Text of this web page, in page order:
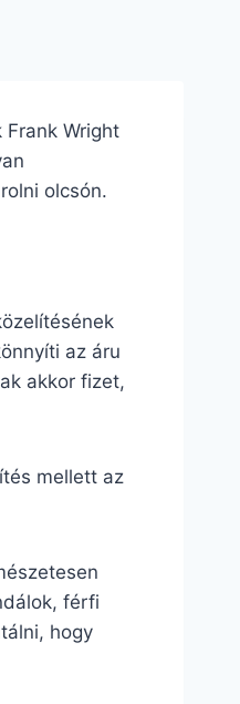
Wright
olcsón.
az áru
akkor fizet,
mellett az
férfi
hogy